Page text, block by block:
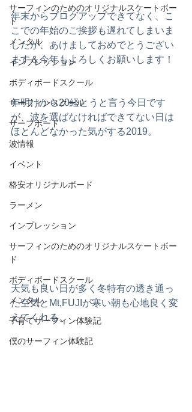
サーフィンのためのオリジナルスケートボー
ド
メンタル
インプレッション
ボディボードスクール
サーフィンスクール
サーフボード
波情報
イベント
格安オリジナルボード
ラーメン
インプレッション
サーフィンのためのオリジナルスケートボー
ド
ボディボードスクール
メンタル
子育てサーフィン体験記
僕のサーフィン体験記
年末からブログアップできてなく、こ
こでの年始のご挨拶も遅れてしまいま
したが、あけましておめでとうござい
ます＆今年もよろしくお願いします！
年明けから20経とうと言う今日です
が、波を選ばなければできてない日は
ほとんどなかった気がする2019。
天気も良い日が多く冬特有の透き通っ
た空気とMt,FUJIが寒い朝も心地良く変
えてくれる。